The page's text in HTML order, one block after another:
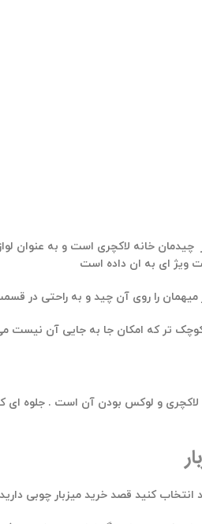
چیدمان خانه لاکچری است و به عنوان
تر که امکان جا به جایی آن نیست می
، لاکچری و لوکس بودن آن است . جلوه
انتخاب کنید قصد خرید میزبار چوبی